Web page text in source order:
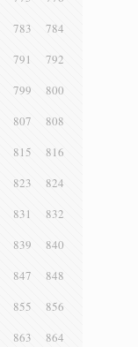
783
784
791
792
799
800
807
808
815
816
823
824
831
832
839
840
847
848
855
856
863
864